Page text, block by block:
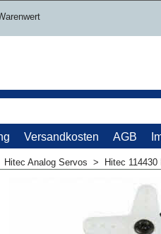
Versandkosten AGB
Hitec Analog Servos > Hitec